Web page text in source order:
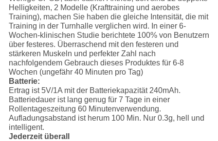
Helligkeiten, 2 Modelle (Krafttraining und aerobes
Training), machen Sie haben die gleiche Intensität, die mit
Training in der Turnhalle verglichen wird. In einer 6-
Wochen-klinischen Studie berichtete 100% von Benutzern
über festeres. Überraschend mit den festeren und
stärkeren Muskeln und perfekter Zahl nach
nachfolgendem Gebrauch dieses Produktes für 6-8
Wochen (ungefähr 40 Minuten pro Tag)
Batterie:
Ertrag ist 5V/1A mit der Batteriekapazität 240mAh.
Batteriedauer ist lang genug für 7 Tage in einer
Rollentageszeitung 60 Minutenverwendung.
Aufladungsabstand ist herum 100 Min. Nur 0.3g, hell und
intelligent.
Jederzeit überall